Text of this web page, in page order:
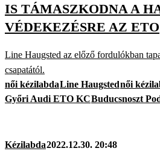
IS TÁMASZKODNA A
VÉDEKEZÉSRE AZ ETO
Line Haugsted az előző fordulókban
csapatától.
női kézilabdaLine Haugstednői
Győri Audi ETO KCBuducsnoszt
Kézilabda2022.12.30. 20:48